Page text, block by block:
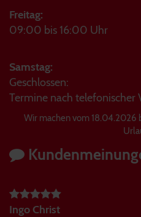
Freitag:
09:00 bis 16:00 Uhr
Samstag:
Geschlossen:
Termine nach telefonischer
Wir machen vom 18.04.2026
Ingo Christ